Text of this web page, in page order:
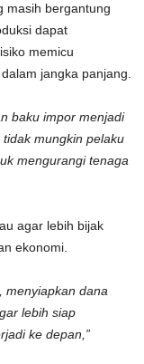
masih bergantung
dapat
memicu
jangka panjang.
baku impor menjadi
mungkin pelaku
mengurangi tenaga
agar lebih bijak
ekonomi.
menyiapkan dana
lebih siap
ke depan,”